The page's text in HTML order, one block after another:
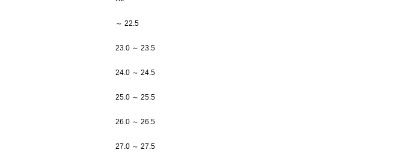
～ 22.5
23.0 ～ 23.5
24.0 ～ 24.5
25.0 ～ 25.5
26.0 ～ 26.5
27.0 ～ 27.5